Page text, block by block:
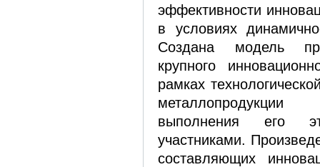
эффективности
в условиях
Создана модель
крупного
рамках
выполнения его
участниками.
составляющих